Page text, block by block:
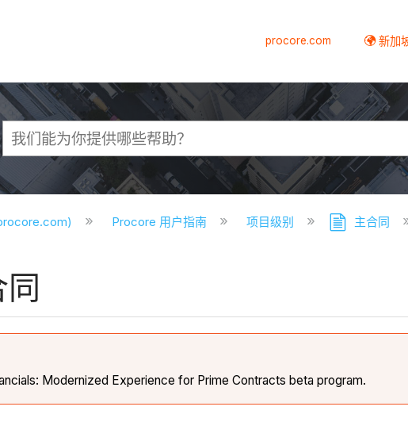
procore.com 新加
Procore 用户指南 项目级别 主合同
同
Modernized Experience for Prime Contracts beta program.